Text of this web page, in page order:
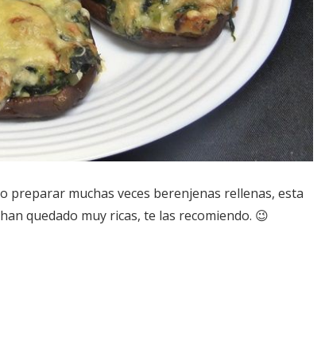
preparar muchas veces berenjenas rellenas, esta
quedado muy ricas, te las recomiendo. 😉